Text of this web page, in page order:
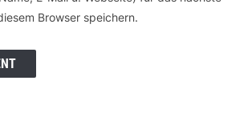
Browser speichern.